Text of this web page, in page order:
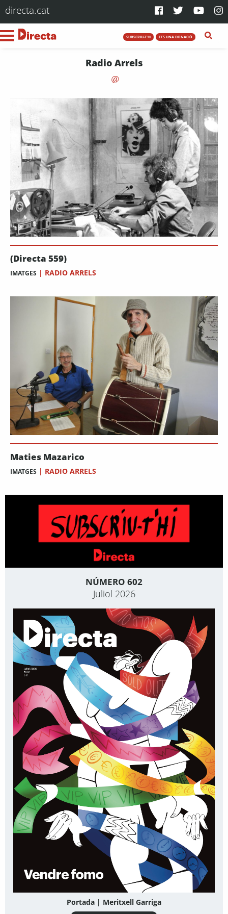
directa.cat
SUBSCRIU-T'HI FES UNA DONACIÓ
Radio Arrels
(Directa 559)
IMATGES | RADIO ARRELS
Maties Mazarico
IMATGES | RADIO ARRELS
NÚMERO 602
Juliol 2026
Portada | Meritxell Garriga